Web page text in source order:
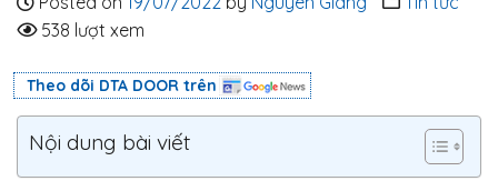
538 lượt xem
Theo dõi DTA DOOR trên
Nội dung bài viết